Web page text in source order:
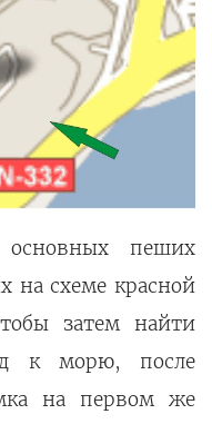
пеших
на схеме красной
затем найти
к морю, после
на первом же